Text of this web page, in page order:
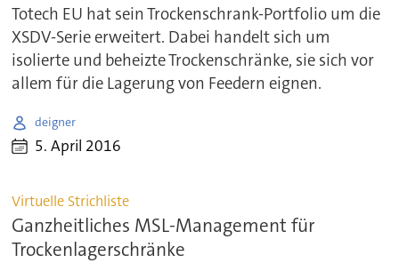
Totech EU hat sein Trockenschrank-Portfolio um die
XSDV-Serie erweitert. Dabei handelt sich um
isolierte und beheizte Trockenschränke, sie sich vor
allem für die Lagerung von Feedern eignen.
deigner
5. April 2016
Virtuelle Strichliste
Ganzheitliches MSL-Management für
Trockenlagerschränke